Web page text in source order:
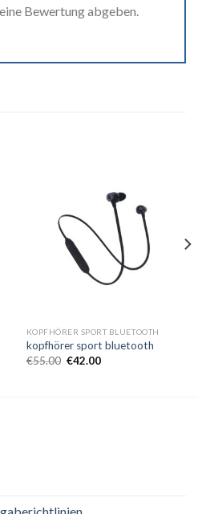
Bewertung abgeben.
KOPFHÖRER SPORT BLUETOOTH
kopfhörer sport bluetooth
€55.00 €42.00